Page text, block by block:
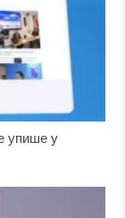
упише у